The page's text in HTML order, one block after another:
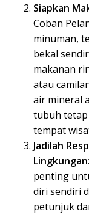
Siapkan
Coban
minuman,
bekal
makanan
atau
air mineral
tubuh tetap
tempat
Jadilah
Lingkungan:
penting
diri sendiri
petunjuk